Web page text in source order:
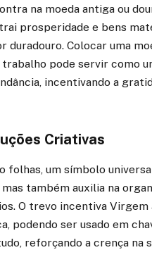
na moeda antiga ou
prosperidade e bens
Colocar uma
pode servir como
incentivando a
Criativas
folhas, um símbolo
também auxilia na
O trevo incentiva Virgem
podendo ser usado em
reforçando a crença na